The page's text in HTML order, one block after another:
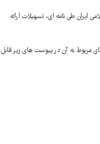
ایران طی نامه ای، تسهیلات ارائه
مربوط به آن در پیوست های زیر قابل